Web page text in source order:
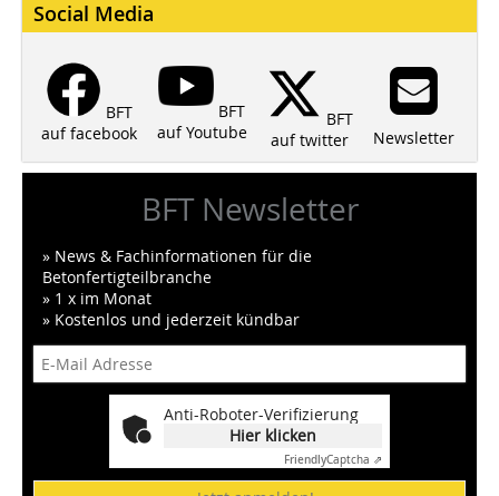
Social Media
BFT
auf facebook
BFT
auf Youtube
BFT
auf twitter
Newsletter
BFT Newsletter
» News & Fachinformationen für die
Betonfertigteilbranche
» 1 x im Monat
» Kostenlos und jederzeit kündbar
Anti-Roboter-Verifizierung
Hier klicken
FriendlyCaptcha ⇗